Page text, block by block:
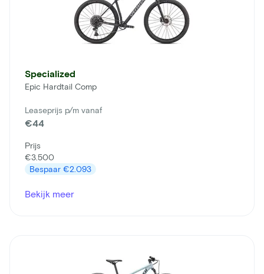
Specialized
Epic Hardtail Comp
Leaseprijs p/m vanaf
€44
Prijs
€3.500
Bespaar €2.093
Bekijk meer